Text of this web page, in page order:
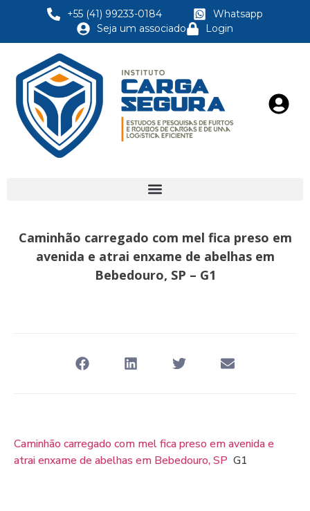
+55 (41) 99233-0184
Whatsapp
Seja um associado
Login
Caminhão carregado com mel fica preso em
avenida e atrai enxame de abelhas em
Bebedouro, SP – G1
Caminhão carregado com mel fica preso em avenida e
atrai enxame de abelhas em Bebedouro, SP G1